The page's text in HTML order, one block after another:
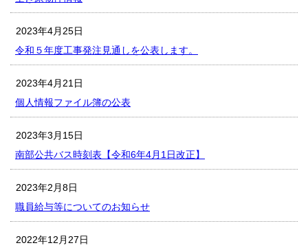
2023年4月25日
令和５年度工事発注見通しを公表します。
2023年4月21日
個人情報ファイル簿の公表
2023年3月15日
南部公共バス時刻表【令和6年4月1日改正】
2023年2月8日
職員給与等についてのお知らせ
2022年12月27日